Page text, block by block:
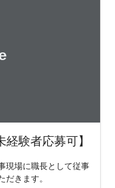
験者応募可】
現場に職長として従事
きます。